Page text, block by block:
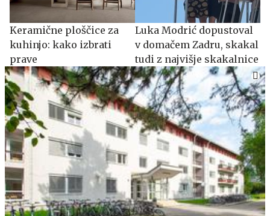
Keramične ploščice za
kuhinjo: kako izbrati
prave
Luka Modrić dopustoval
v domačem Zadru, skakal
tudi z najvišje skakalnice